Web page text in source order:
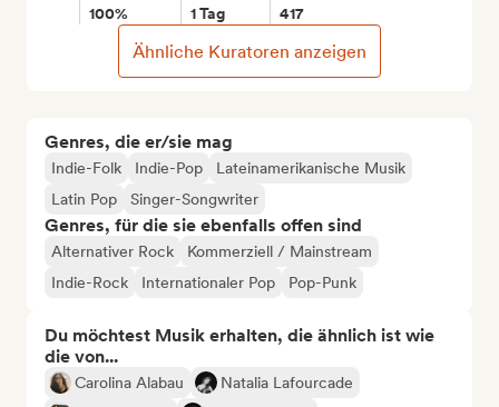
Genres, die er/sie mag
Indie-Folk Indie-Pop
Lateinamerikanische Musik
Latin Pop
Singer-Songwriter
Genres, für die sie ebenfalls offen sind
Alternativer Rock
Kommerziell / Mainstream
Indie-Rock
Internationaler Pop Pop-Punk
Du möchtest Musik erhalten, die ähnlich ist wie
die von...
Carolina Alabau
Natalia Lafourcade
100% 1 Tag 417
Ähnliche Kuratoren anzeigen